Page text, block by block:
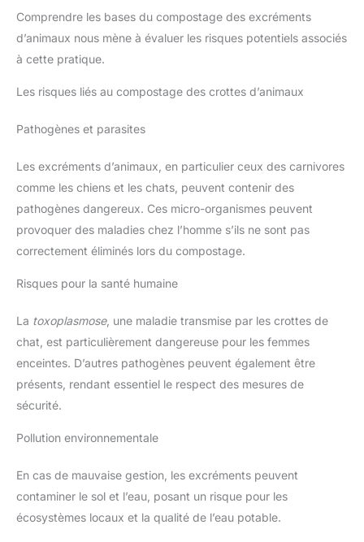
Comprendre les bases du compostage des excréments
d’animaux nous mène à évaluer les risques potentiels associés
à cette pratique.
Les risques liés au compostage des crottes d’animaux
Pathogènes et parasites
Les excréments d’animaux, en particulier ceux des carnivores
comme les chiens et les chats, peuvent contenir des
pathogènes dangereux. Ces micro-organismes peuvent
provoquer des maladies chez l’homme s’ils ne sont pas
correctement éliminés lors du compostage.
Risques pour la santé humaine
La toxoplasmose, une maladie transmise par les crottes de
chat, est particulièrement dangereuse pour les femmes
enceintes. D’autres pathogènes peuvent également être
présents, rendant essentiel le respect des mesures de
sécurité.
Pollution environnementale
En cas de mauvaise gestion, les excréments peuvent
contaminer le sol et l’eau, posant un risque pour les
écosystèmes locaux et la qualité de l’eau potable.